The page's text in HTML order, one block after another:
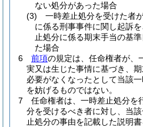
ない処分があった場合
(3)
一時差止処分を受けた者
に係る刑事事件に関し起訴
止処分に係る期末手当の基
た場合
6
前項の規定は、任命権者が、
実又は生じた事情に基づき、
必要がなくなったとして当該
を妨げるものではない。
7
任命権者は、一時差止処分を
分を受けるべき者に対し、当
止処分の事由を記載した説明